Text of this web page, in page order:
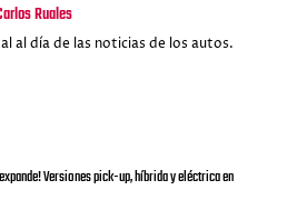
Ruales
al día de las noticias de los autos.
Versiones pick-up, híbrida y eléctrica en